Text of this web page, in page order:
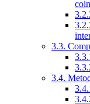
3.3.
3.4.